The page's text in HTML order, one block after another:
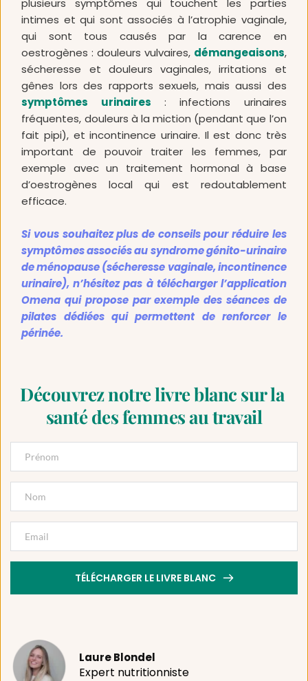
plusieurs symptômes qui touchent les parties
intimes et qui sont associés à l’atrophie vaginale,
qui sont tous causés par la carence en
oestrogènes : douleurs vulvaires, démangeaisons,
sécheresse et douleurs vaginales, irritations et
symptômes urinaires : infections urinaires
fréquentes, douleurs à la miction (pendant que l’on
fait pipi), et incontinence urinaire. Il est donc très
important de pouvoir traiter les femmes, par
exemple avec un traitement hormonal à base
d’oestrogènes local qui est redoutablement
efficace.
Si vous souhaitez plus de conseils pour réduire les
symptômes associés au syndrome génito-urinaire
de ménopause (sécheresse vaginale, incontinence
urinaire), n’hésitez pas à télécharger l’application
Omena qui propose par exemple des séances de
pilates dédiées qui permettent de renforcer le
périnée.
Découvrez notre livre blanc sur la
santé des femmes au travail
TÉLÉCHARGER LE LIVRE BLANC
Laure Blondel
Expert nutritionniste